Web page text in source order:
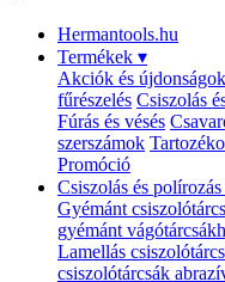
Hermantools.hu
Termékek ▾
Akciók és újdonságok
fűrészelés Csiszolás
Fúrás és vésés
szerszámok
Promóció
Csiszolás és polírozás
Gyémánt
gyémánt
Lamellás
csiszolótárcsák